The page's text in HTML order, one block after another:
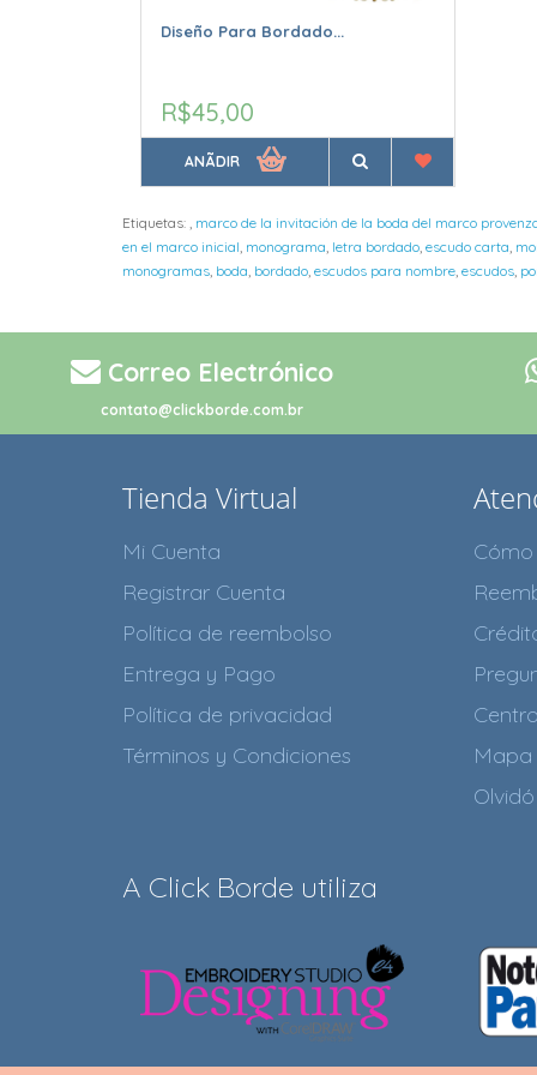
Diseño Para Bordado...
R$45,00
ANÃDIR
Etiquetas: , marco de la invitación de la boda del marco
en el marco inicial, monograma, letra bordado, escudo carta,
monogramas, boda, bordado, escudos para nombre, escudos,
Correo Electrónico
contato@clickborde.com.br
Tienda Virtual
Mi Cuenta
Registrar Cuenta
Política de reembolso
Entrega y Pago
Política de privacidad
Términos y Condiciones
Mapa
A Click Borde utiliza